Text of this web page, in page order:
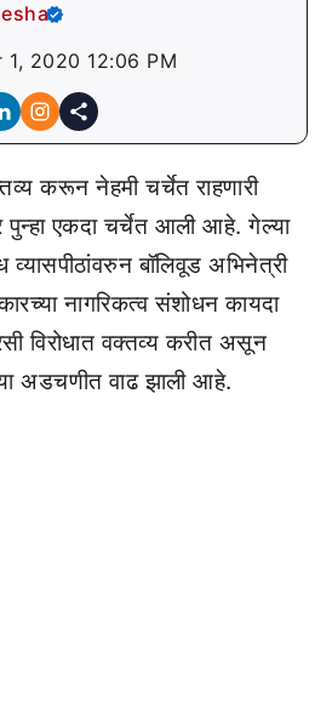
1, 2020 12:06 PM
करून नेहमी चर्चेत राहणारी
पुन्हा एकदा चर्चेत आली आहे. गेल्या
व्यासपीठांवरुन बॉलिवूड अभिनेत्री
नागरिकत्व संशोधन कायदा
विरोधात वक्तव्य करीत असून
अडचणीत वाढ झाली आहे.